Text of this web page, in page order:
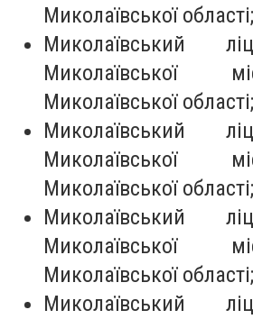
Миколаївської області;
Миколаївської
Миколаївської області;
Миколаївської
Миколаївської області;
Миколаївської
Миколаївської області;